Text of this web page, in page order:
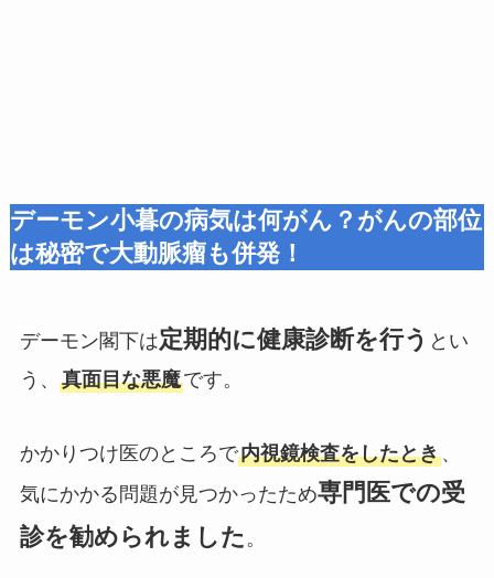
デーモン小暮の病気は何がん？がんの部位
は秘密で大動脈瘤も併発！
デーモン閣下は定期的に健康診断を行う とい
う、 真面目な悪魔です。
かかりつけ医のところで内視鏡検査をしたとき、
気にかかる問題が見つかったため専門医での受
診を勧められました 。